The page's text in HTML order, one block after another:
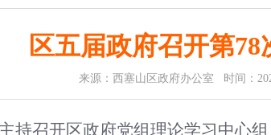
区五届政府召开第78
来源：西塞山区政府办公室 时间：
持召开区政府党组理论学习中心